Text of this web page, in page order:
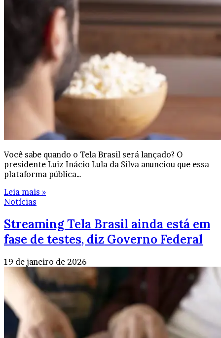
Você sabe quando o Tela Brasil será lançado? O
presidente Luiz Inácio Lula da Silva anunciou que essa
plataforma pública…
Leia mais »
Notícias
Streaming Tela Brasil ainda está em
fase de testes, diz Governo Federal
19 de janeiro de 2026